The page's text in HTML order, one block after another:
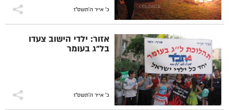
כ' אייר ה׳תשס״ז
אזור: ילדי הישוב צעדו
בל"ג בעומר
כ' אייר ה׳תשס״ז